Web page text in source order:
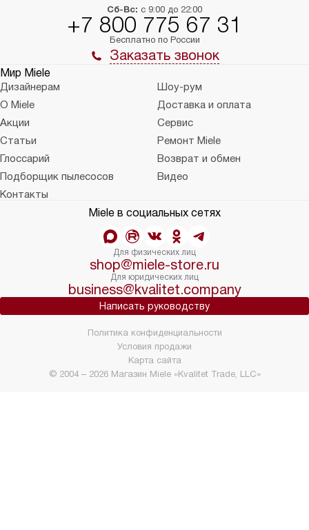
Сб-Вс: с 9:00 до 22:00
+7 800 775 67 31
Бесплатно по России
Заказать звонок
Мир Miele
Дизайнерам
Шоу-рум
О Miele
Доставка и оплата
Акции
Сервис
Статьи
Ремонт Miele
Глоссарий
Возврат и обмен
Подборщик пылесосов
Видео
Контакты
Miele в социальных сетях
Для физических лиц
shop@miele-store.ru
Для юридических лиц
business@kvalitet.company
Написать руководству
© 2004 – 2026 Магазин Miele «Kvalitet Trade, LLC»
Политика конфиденциальности
Условия продажи
Карта сайта